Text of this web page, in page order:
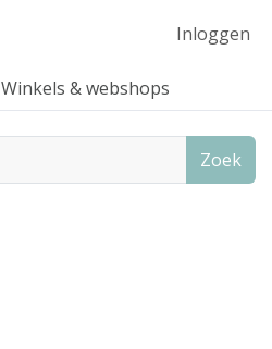
Inloggen
Winkels & webshops
Zoek